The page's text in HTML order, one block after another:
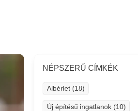
NÉPSZERŰ CÍMKÉK
Albérlet (18)
Új építésű ingatlanok (10)